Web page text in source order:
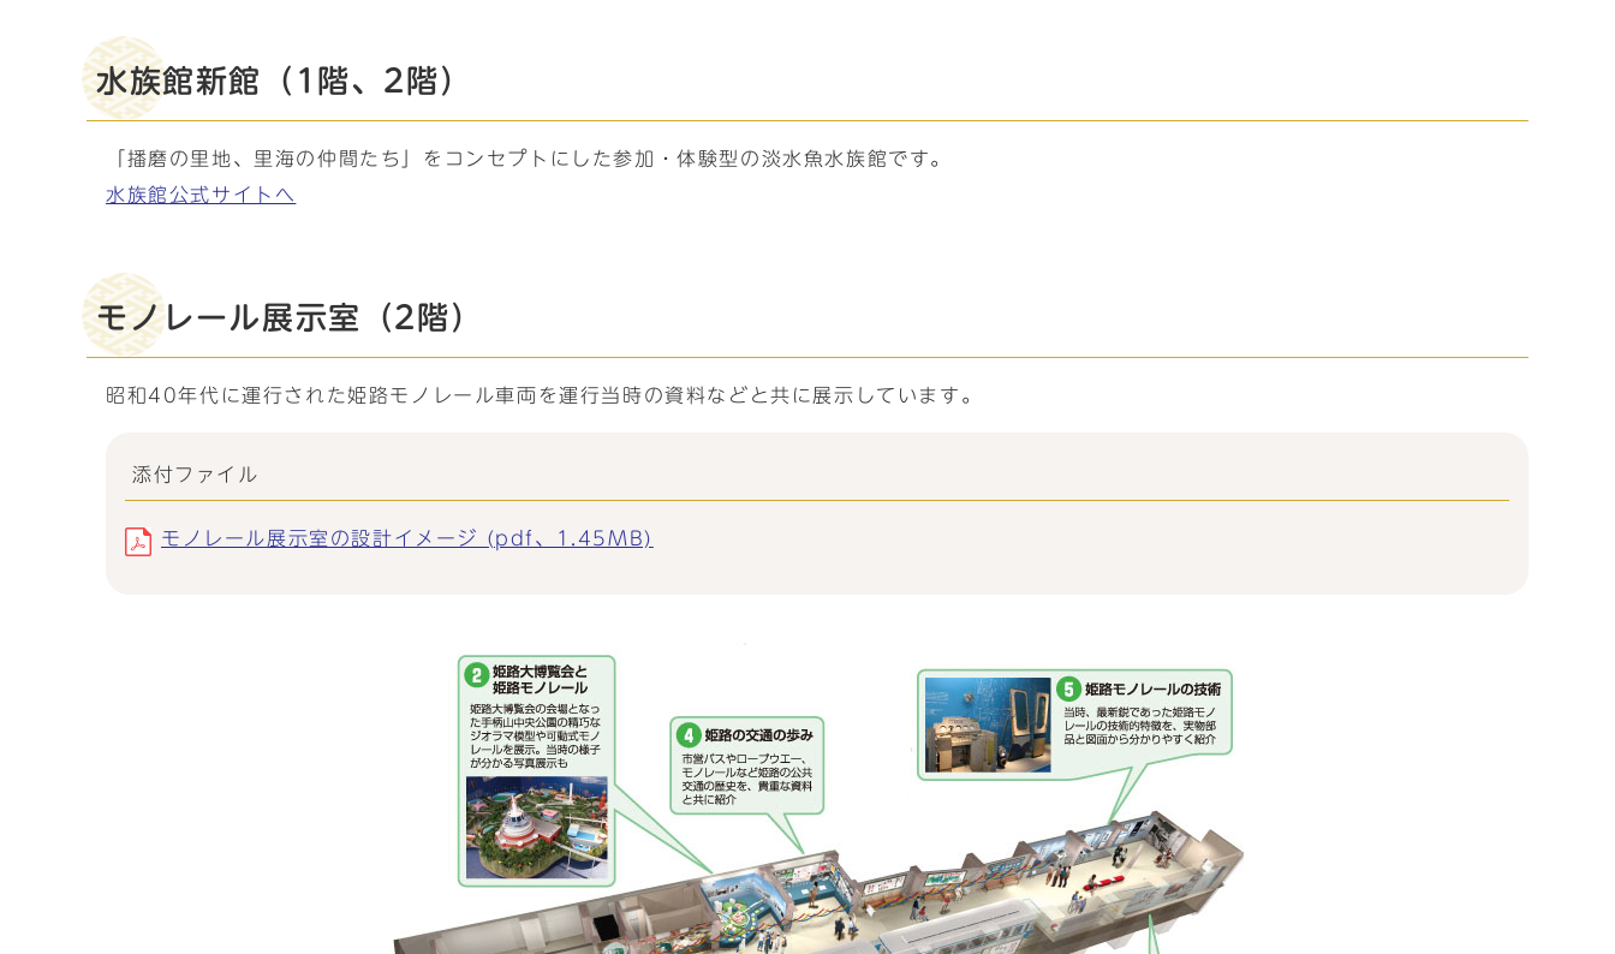
水族館新館（1階、2階）
「播磨の里地、里海の仲間たち」をコンセプトにした参加・体験型の淡水魚水族館です。
水族館公式サイトへ
モノレール展示室（2階）
昭和40年代に運行された姫路モノレール車両を運行当時の資料などと共に展示しています。
添付ファイル
モノレール展示室の設計イメージ (pdf、1.45MB)